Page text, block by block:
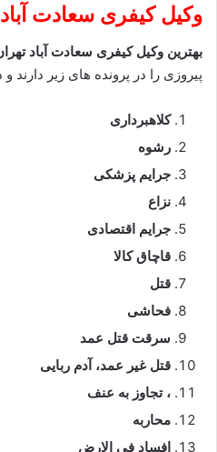
وکیل کیفری سعادت آباد
بهترین وکیل کیفری سعادت آباد
پیروزی را در پرونده های زیر دارند
کلاهبرداری
رشوه
جرایم پزشکی
نزاع
جرایم اقتصادی
قاچاق کالا
قتل
فحاشی
سرقت قتل عمد
قتل غیر عمد، آدم ربایی
، تجاوز به عنف
محاربه
افساد فی الارض